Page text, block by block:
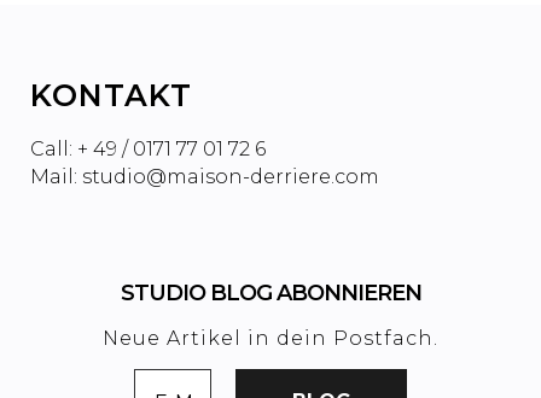
KONTAKT
Call: + 49 / 0171 77 01 72 6
Mail: studio@maison-derriere.com
STUDIO BLOG ABONNIEREN
Neue Artikel in dein Postfach.